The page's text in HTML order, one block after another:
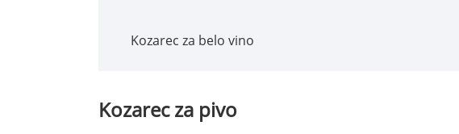
Kozarec za belo vino
Kozarec za pivo